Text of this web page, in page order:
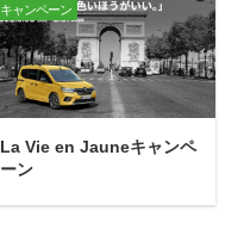
キャンペーン
La Vie en Jauneキャンペ
ーン